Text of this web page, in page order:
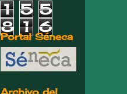
1 5 5
8 1 6
Portal Séneca
Archivo del